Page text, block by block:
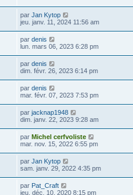
par Jan Kytop
jeu. janv. 11, 2024 11:56 am
par denis
lun. mars 06, 2023 6:28 pm
par denis
dim. févr. 26, 2023 6:14 pm
par denis
mar. févr. 07, 2023 7:53 pm
par jacknap1948
dim. janv. 22, 2023 9:28 am
par Michel cerfvoliste
mar. nov. 15, 2022 6:55 pm
par Jan Kytop
sam. janv. 29, 2022 4:35 pm
par Pat_Craft
jeu. déc. 10, 2020 8:15 pm